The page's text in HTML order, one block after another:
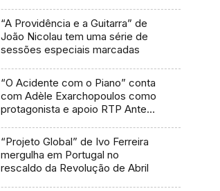
“A Providência e a Guitarra” de
João Nicolau tem uma série de
sessões especiais marcadas
“O Acidente com o Piano” conta
com Adèle Exarchopoulos como
protagonista e apoio RTP Antena
“Projeto Global” de Ivo Ferreira
mergulha em Portugal no
rescaldo da Revolução de Abril